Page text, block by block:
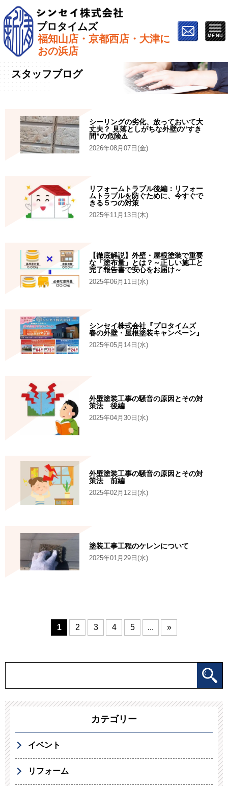
プロタイムズ
福知山店・京都西店・大津に
おの浜店
ホーム»スタッフブログ»現場
スタッフブログ
シーリングの劣化、放っておいて大
丈夫？ 見落としがちな外壁の“すき
間”の危険⚠️
2026年08月07日(金)
リフォームトラブル後編：リフォー
ムトラブルを防ぐために、今すぐで
きる５つの対策
2025年11月13日(木)
【徹底解説】外壁・屋根塗装で重要
な「塗布量」とは？～正しい施工と
完了報告書で安心をお届け～
2025年06月11日(水)
シンセイ株式会社『プロタイムズ
春の外壁・屋根塗装キャンペーン』
2025年05月14日(水)
外壁塗装工事の騒音の原因とその対
策法 後編
2025年04月30日(水)
外壁塗装工事の騒音の原因とその対
策法 前編
2025年02月12日(水)
塗装工事工程のケレンについて
2025年01月29日(水)
1 2 3 4 5 ... »
カテゴリー
イベント
リフォーム